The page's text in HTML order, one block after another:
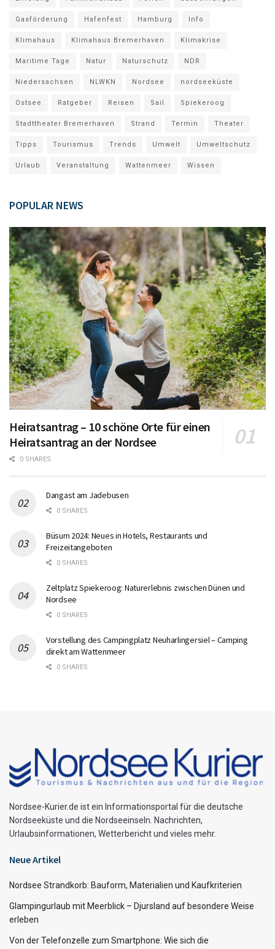
Gasförderung Hafenfest Hamburg Info
Klimahaus Klimahaus Bremerhaven Klimakrise
Maritime Tage Natur Naturschutz NDR
Niedersachsen NLWKN Nordsee nordseeküste
Ostsee Ratgeber Reisen Sail Spiekeroog
Stadttheater Bremerhaven Strand Termin Theater
Tipps Tourismus Trends Umwelt Umweltschutz
Urlaub Veranstaltung Wattenmeer Wissen
POPULAR NEWS
Heiratsantrag – 10 schöne Orte für einen
Heiratsantrag an der Nordsee
0 SHARES
Dangast am Jadebusen
0 SHARES
Büsum 2024: Neues in Hotels, Restaurants und
Freizeitangeboten
0 SHARES
Zeltplatz Spiekeroog: Naturerlebnis zwischen Dünen und
Nordsee
0 SHARES
Vorstellung des Campingplatz Neuharlingersiel – Camping
direkt am Wattenmeer
0 SHARES
Nordsee-Kurier.de ist ein Informationsportal für die deutsche
Nordseeküste und die Nordseeinseln. Nachrichten,
Urlaubsinformationen, Wetterbericht und vieles mehr.
Neue Artikel
Nordsee Strandkorb: Bauform, Materialien und Kaufkriterien
Glampingurlaub mit Meerblick – Djursland auf besondere Weise
erleben
Von der Telefonzelle zum Smartphone: Wie sich die